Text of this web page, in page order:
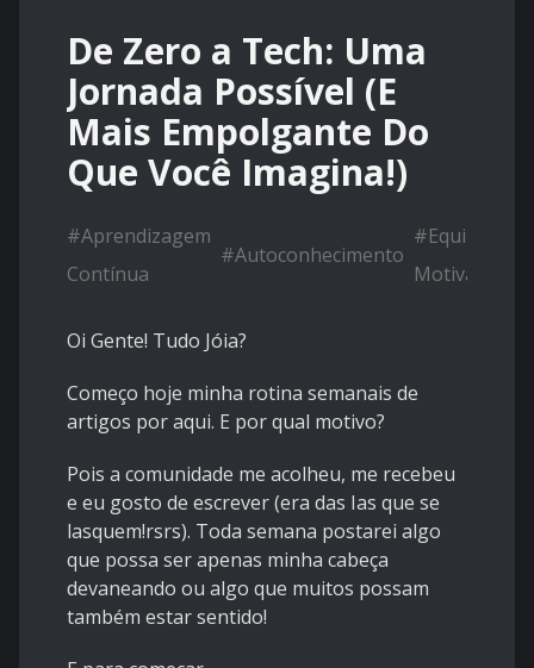
De Zero a Tech: Uma
Jornada Possível (E
Mais Empolgante Do
Que Você Imagina!)
#Aprendizagem
Contínua
#Autoconhecimento
#Equipe
Motivada
Oi Gente! Tudo Jóia?
Começo hoje minha rotina semanais de
artigos por aqui. E por qual motivo?
Pois a comunidade me acolheu, me recebeu
e eu gosto de escrever (era das Ias que se
lasquem!rsrs). Toda semana postarei algo
que possa ser apenas minha cabeça
devaneando ou algo que muitos possam
também estar sentido!